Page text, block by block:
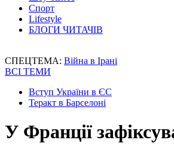
Спорт
Lifestyle
БЛОГИ ЧИТАЧІВ
СПЕЦТЕМА: Війна в Ірані
ВСІ ТЕМИ
Вступ України в ЄС
Теракт в Барселоні
У Франції